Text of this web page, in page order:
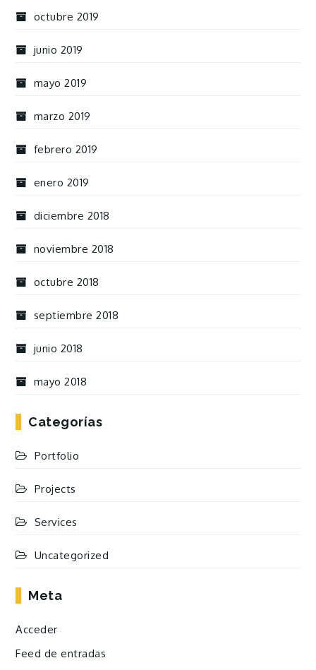
octubre 2019
junio 2019
mayo 2019
marzo 2019
febrero 2019
enero 2019
diciembre 2018
noviembre 2018
octubre 2018
septiembre 2018
junio 2018
mayo 2018
Categorías
Portfolio
Projects
Services
Uncategorized
Meta
Acceder
Feed de entradas